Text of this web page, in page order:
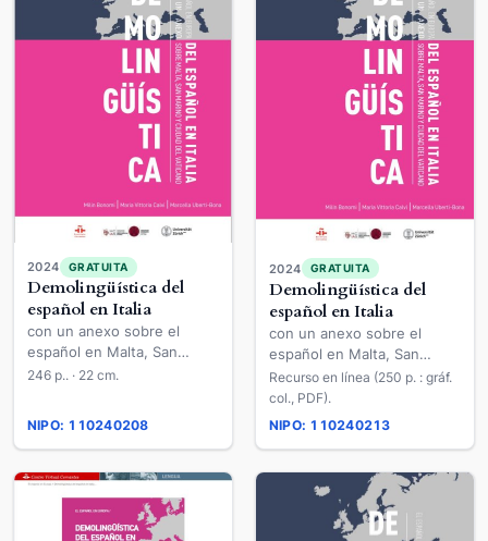
2024 GRATUITA
Demolingüística del
español en Italia
con un anexo sobre el
español en Malta, San
Marino y Ciudad del
246 p.. · 22 cm.
NIPO: 110240208
2024 GRATUITA
Demolingüística del
español en Italia
con un anexo sobre el
español en Malta, San
Marino y Ciudad del
Vaticano
Recurso en línea (250 p. : gráf.
col., PDF).
NIPO: 110240213